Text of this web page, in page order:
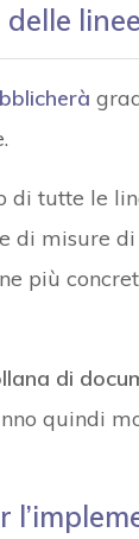
di tutte le
di misure
più
di
quindi